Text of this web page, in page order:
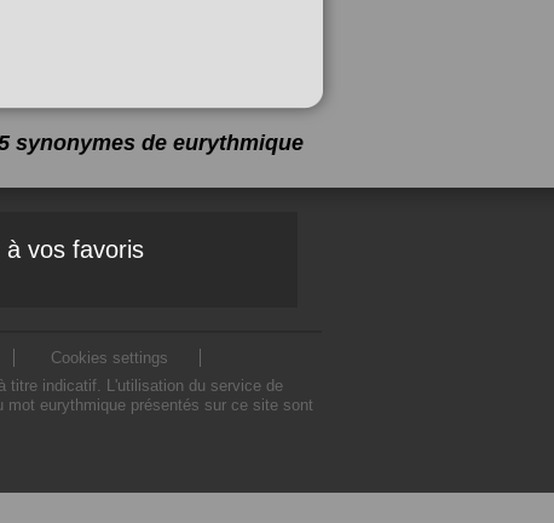
synonymes de eurythmique
à vos favoris
Cookies settings
titre indicatif. L'utilisation du service de
eurythmique présentés sur ce site sont